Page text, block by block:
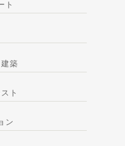
ト
築
ト
ン